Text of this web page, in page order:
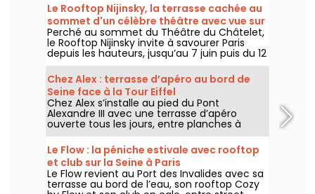
Le Rooftop Nijinsky, la terrasse cachée au
sommet d'un célèbre théâtre avec vue sur
Paris
Perché au sommet du Théâtre du Châtelet,
le Rooftop Nijinsky invite à savourer Paris
depuis les hauteurs, jusqu’au 7 juin puis du 12
juillet au 21 septembre 2026, entre terrasse
panoramique, cocktails, cuisine toute la
journée et DJ sets jusqu’au bout de la nuit.
Chez Alex : terrasse d’apéro au bord de
Seine face à la Tour Eiffel
Chez Alex s’installe au pied du Pont
Alexandre III avec une terrasse d’apéro
ouverte tous les jours, entre planches à
partager, cocktails, vue sur la Seine et
ambiance d’été face à la Tour Eiffel.
Le Flow : la péniche estivale avec rooftop
et club sur la Seine à Paris
Le Flow revient au Port des Invalides avec sa
terrasse au bord de l’eau, son rooftop Cozy